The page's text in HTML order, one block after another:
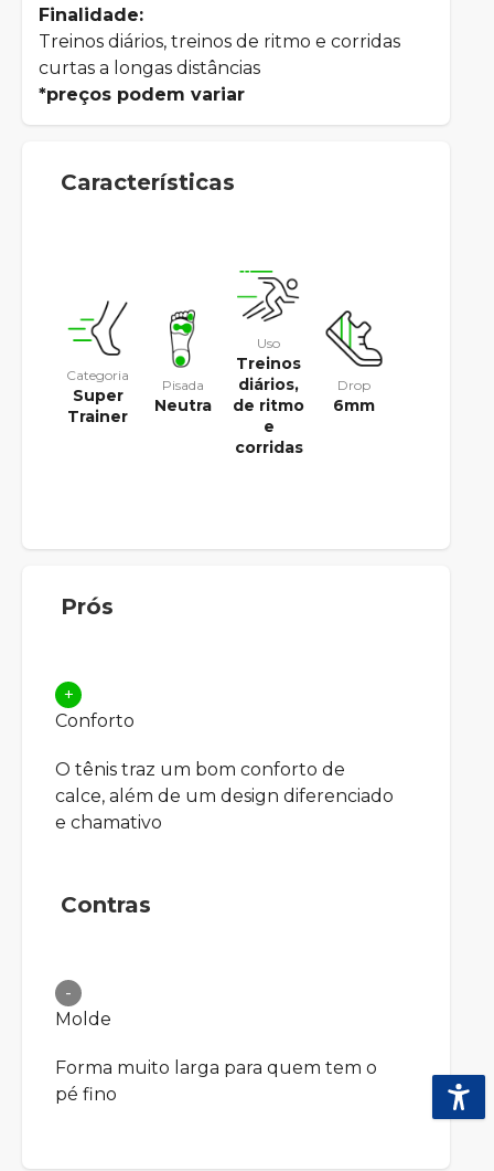
Finalidade:
Treinos diários, treinos de ritmo e corridas
curtas a longas distâncias
*preços podem variar
Características
Categoria
Super
Trainer
Pisada
Neutra
Uso
Treinos
diários,
de ritmo
e
corridas
Drop
6mm
Prós
+
Conforto
O tênis traz um bom conforto de
calce, além de um design diferenciado
e chamativo
Contras
-
Molde
Forma muito larga para quem tem o
pé fino